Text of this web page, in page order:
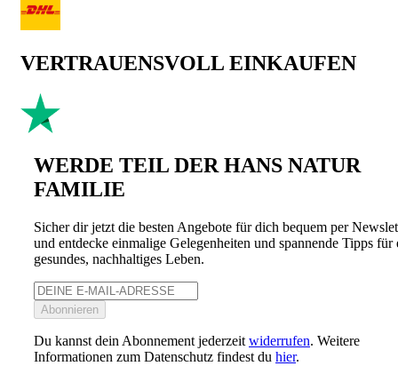
VERTRAUENSVOLL EINKAUFEN
WERDE TEIL DER HANS NATUR
FAMILIE
Sicher dir jetzt die besten Angebote für dich bequem per
und entdecke einmalige Gelegenheiten und spannende Tipps für
gesundes, nachhaltiges Leben.
Abonnieren
Du kannst dein Abonnement jederzeit widerrufen. Weitere
Informationen zum Datenschutz findest du hier.